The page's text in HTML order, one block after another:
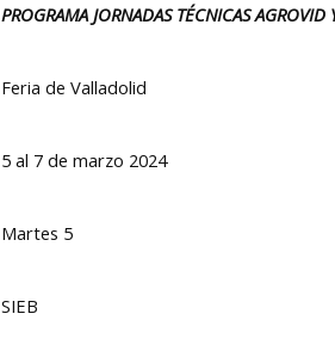
PROGRAMA JORNADAS TÉCNICAS AGROVID
Feria de Valladolid
5 al 7 de marzo 2024
Martes 5
SIEB